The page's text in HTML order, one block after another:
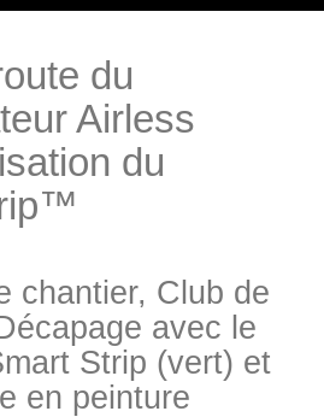
du
Airless
du
chantier, Club de
avec le
Strip (vert) et
en peinture